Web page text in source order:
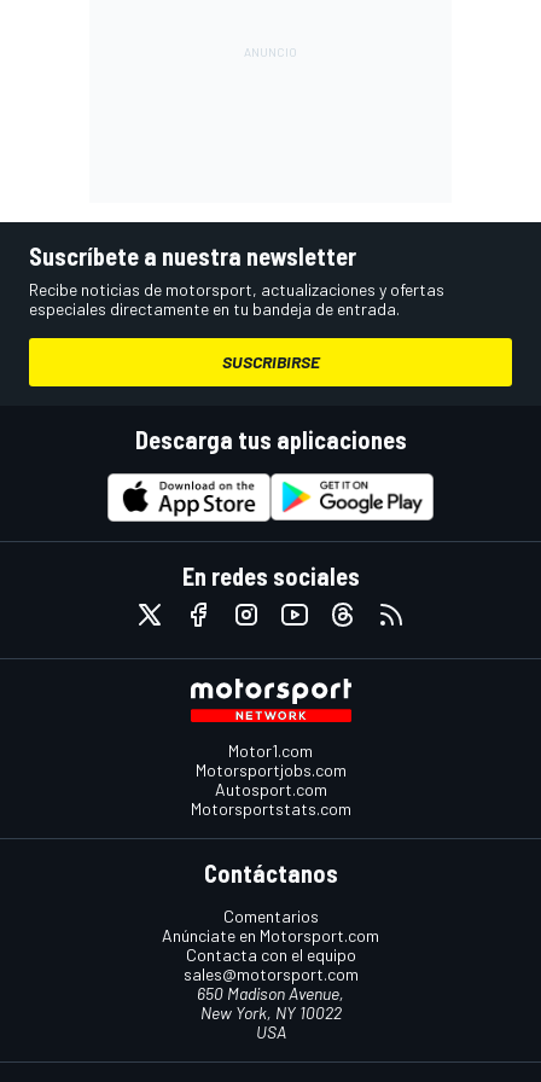
Suscríbete a nuestra newsletter
Recibe noticias de motorsport, actualizaciones y ofertas
especiales directamente en tu bandeja de entrada.
SUSCRIBIRSE
Descarga tus aplicaciones
En redes sociales
Motor1.com
Motorsportjobs.com
Autosport.com
Motorsportstats.com
Contáctanos
Comentarios
Anúnciate en Motorsport.com
Contacta con el equipo
sales@motorsport.com
650 Madison Avenue,
New York, NY 10022
USA